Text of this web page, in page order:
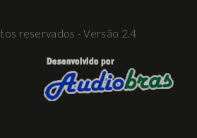
reservados - Versão 2.4